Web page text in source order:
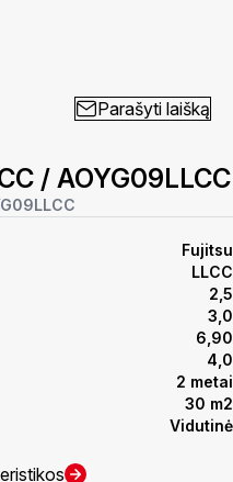
Parašyti laišką
/ AOYG09LLCC
Fujitsu
LLCC
2,5
3,0
6,90
4,0
2 metai
30 m2
Vidutinė